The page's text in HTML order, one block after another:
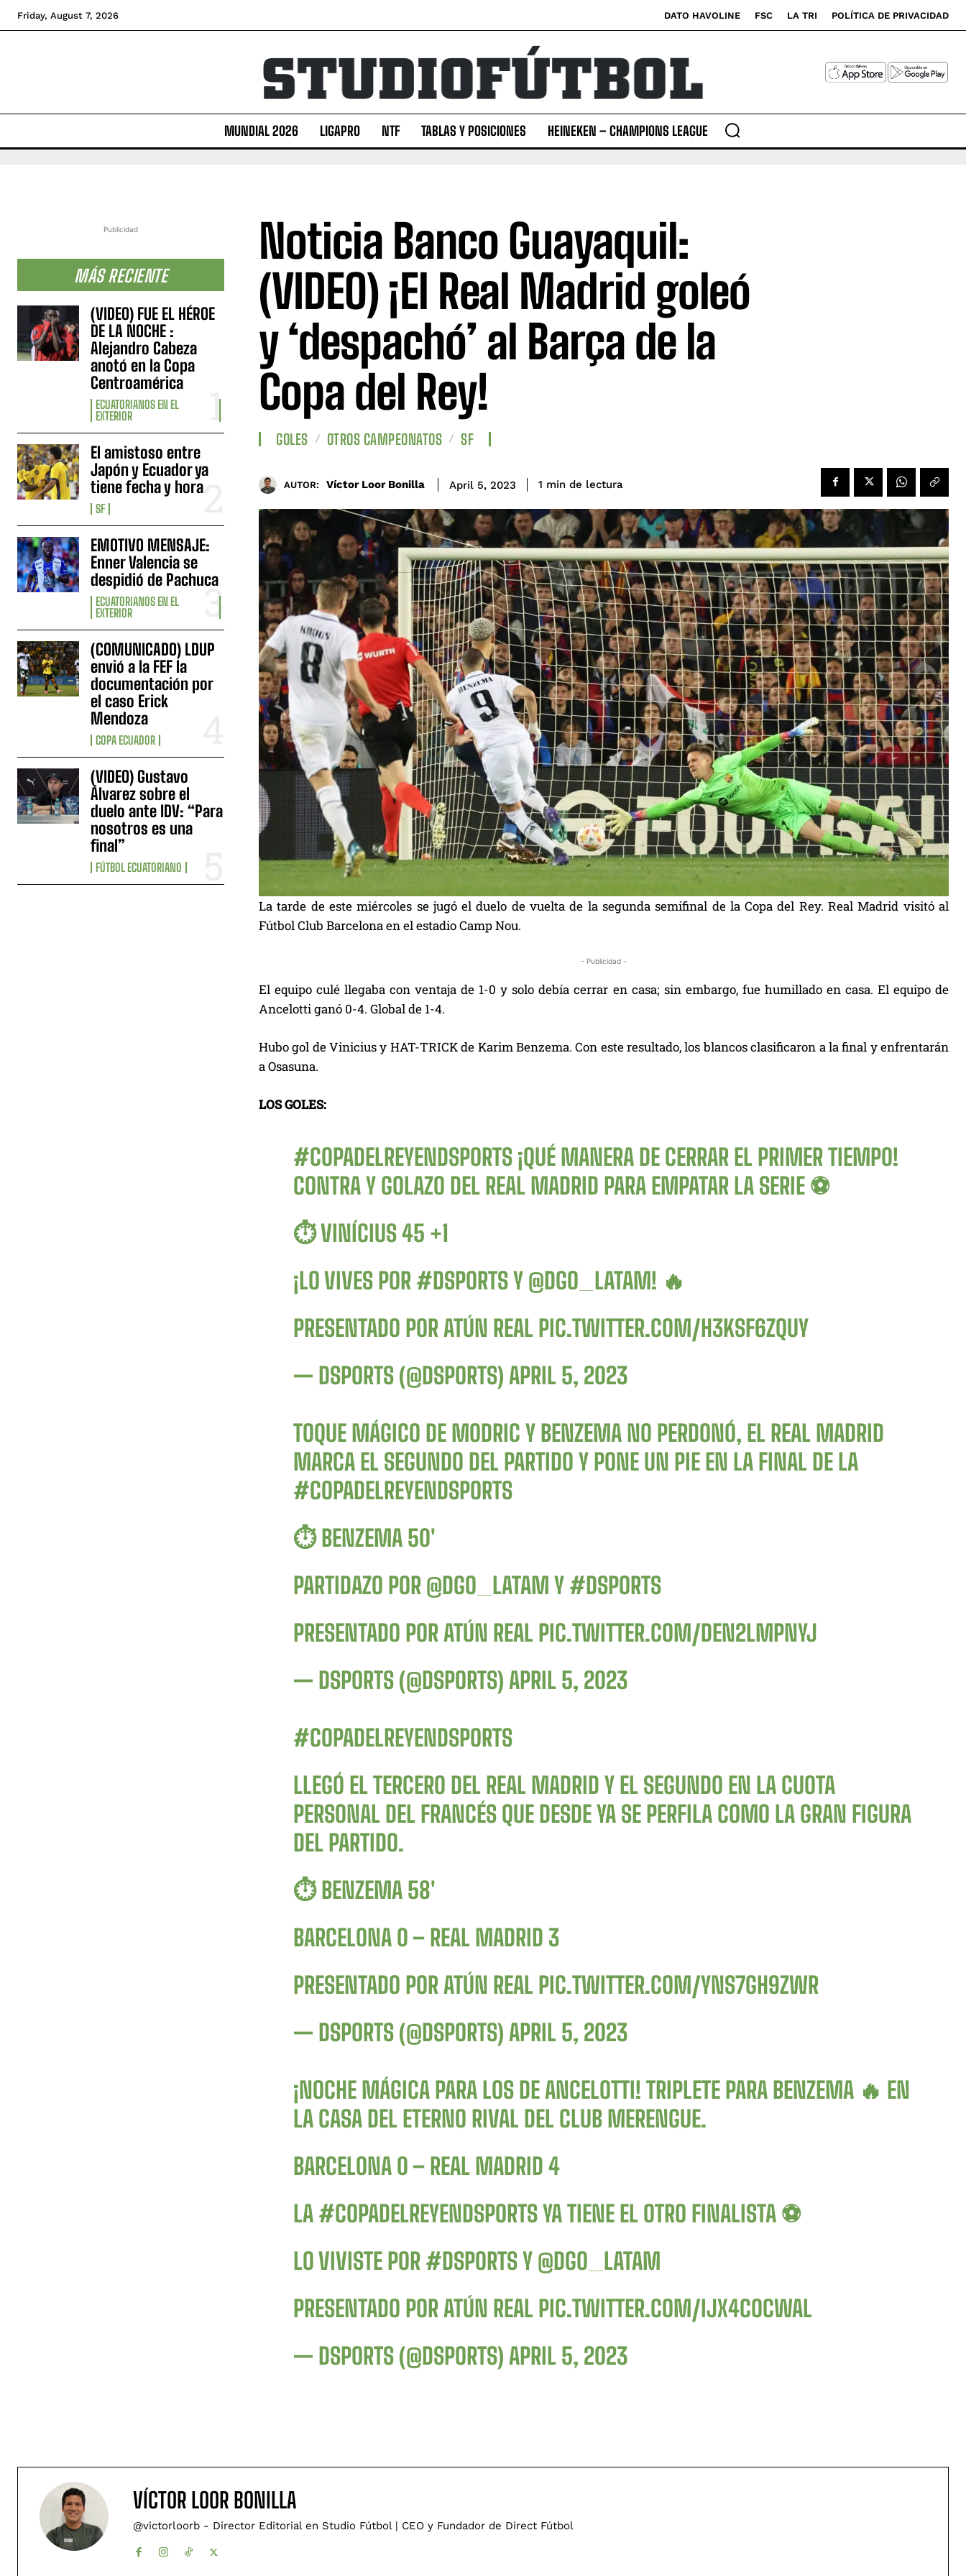
Friday, August 7, 2026 DATO HAVOLINE FSC LA TRI POLÍTICA DE PRIVACIDAD
MUNDIAL 2026 LIGAPRO NTF TABLAS Y POSICIONES HEINEKEN – CHAMPIONS LEAGUE
Publicidad
MÁS RECIENTE
(VIDEO) FUE EL HÉROE
DE LA NOCHE :
Alejandro Cabeza
anotó en la Copa
Centroamérica
ECUATORIANOS EN EL
EXTERIOR
El amistoso entre
Japón y Ecuador ya
tiene fecha y hora
SF
EMOTIVO MENSAJE:
Enner Valencia se
despidió de Pachuca
ECUATORIANOS EN EL
EXTERIOR
(COMUNICADO) LDUP
envió a la FEF la
documentación por
el caso Erick
Mendoza
COPA ECUADOR
(VIDEO) Gustavo
Álvarez sobre el
duelo ante IDV: “Para
nosotros es una
final”
FÚTBOL ECUATORIANO
Noticia Banco Guayaquil:
(VIDEO) ¡El Real Madrid goleó
y ‘despachó’ al Barça de la
Copa del Rey!
GOLES OTROS CAMPEONATOS SF
AUTOR: Víctor Loor Bonilla April 5, 2023 1 min de lectura
La tarde de este miércoles se jugó el duelo de vuelta de la segunda semifinal de la Copa del Rey. Real Madrid visitó al
Fútbol Club Barcelona en el estadio Camp Nou.
- Publicidad -
El equipo culé llegaba con ventaja de 1-0 y solo debía cerrar en casa; sin embargo, fue humillado en casa. El equipo de
Ancelotti ganó 0-4. Global de 1-4.
Hubo gol de Vinicius y HAT-TRICK de Karim Benzema. Con este resultado, los blancos clasificaron a la final y enfrentarán
a Osasuna.
LOS GOLES:
#COPADELREYENDSPORTS ¡QUÉ MANERA DE CERRAR EL PRIMER TIEMPO!
CONTRA Y GOLAZO DEL REAL MADRID PARA EMPATAR LA SERIE ⚽
⏱️ VINÍCIUS 45 +1
¡LO VIVES POR #DSPORTSY @DGO_LATAM! 🔥
PRESENTADO POR ATÚN REAL PIC.TWITTER.COM/H3KSF6ZQUY
— DSPORTS (@DSPORTS) APRIL 5, 2023
TOQUE MÁGICO DE MODRIC Y BENZEMA NO PERDONÓ, EL REAL MADRID
MARCA EL SEGUNDO DEL PARTIDO Y PONE UN PIE EN LA FINAL DE LA
#COPADELREYENDSPORTS
⏱️ BENZEMA 50′
PARTIDAZO POR @DGO_LATAM Y #DSPORTS
PRESENTADO POR ATÚN REAL PIC.TWITTER.COM/DEN2LMPNYJ
— DSPORTS (@DSPORTS) APRIL 5, 2023
#COPADELREYENDSPORTS
LLEGÓ EL TERCERO DEL REAL MADRID Y EL SEGUNDO EN LA CUOTA
PERSONAL DEL FRANCÉS QUE DESDE YA SE PERFILA COMO LA GRAN FIGURA
DEL PARTIDO.
⏱️ BENZEMA 58′
BARCELONA 0 – REAL MADRID 3
PRESENTADO POR ATÚN REAL PIC.TWITTER.COM/YNS7GH9ZWR
— DSPORTS (@DSPORTS) APRIL 5, 2023
¡NOCHE MÁGICA PARA LOS DE ANCELOTTI! TRIPLETE PARA BENZEMA 🔥 EN
LA CASA DEL ETERNO RIVAL DEL CLUB MERENGUE.
BARCELONA 0 – REAL MADRID 4
LA #COPADELREYENDSPORTSYA TIENE EL OTRO FINALISTA ⚽
LO VIVISTE POR #DSPORTSY @DGO_LATAM
PRESENTADO POR ATÚN REAL PIC.TWITTER.COM/IJX4COCWAL
— DSPORTS (@DSPORTS) APRIL 5, 2023
VÍCTOR LOOR BONILLA
@victorloorb - Director Editorial en Studio Fútbol | CEO y Fundador de Direct Fútbol